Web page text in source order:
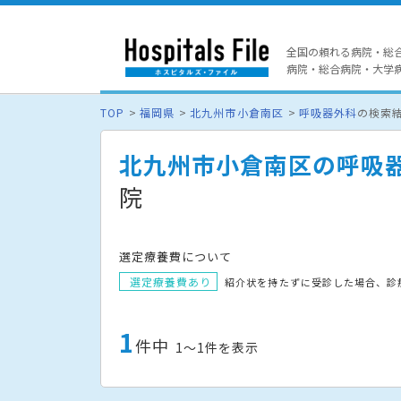
全国の頼れる病院・総
病院・総合病院・大学
TOP 福岡県 北九州市小倉南区 呼吸器外科の検索
北九州市小倉南区の呼吸
院
選定療養費について
選定療養費あり 紹介状を持たずに受診した場合、
1件中 1〜1件を表示